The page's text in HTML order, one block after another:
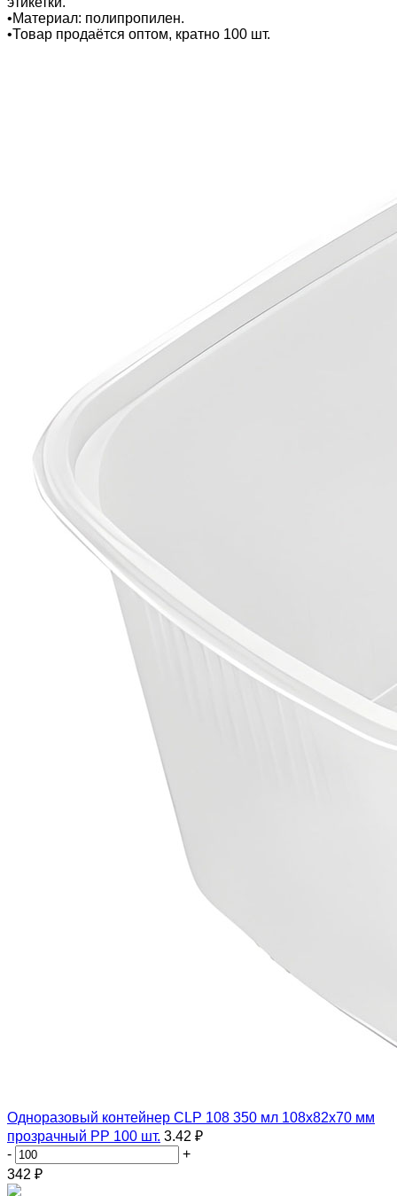
•Материал: полипропилен.
•Товар продаётся оптом, кратно 100 шт.
Одноразовый контейнер CLP 108 350 мл 108х82х70 мм
прозрачный PP 100 шт. 3.42 ₽
-
+
342 ₽